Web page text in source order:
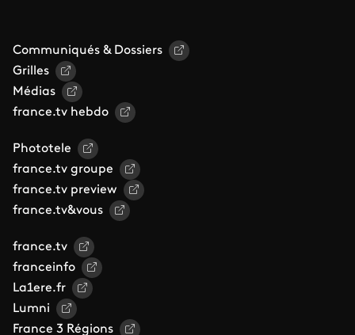
Communiqués & Dossiers
Grilles
Médias
france.tv hebdo
Phototele
france.tv groupe
france.tv preview
france.tv&vous
france.tv
franceinfo
La1ere.fr
Lumni
France 3 Régions